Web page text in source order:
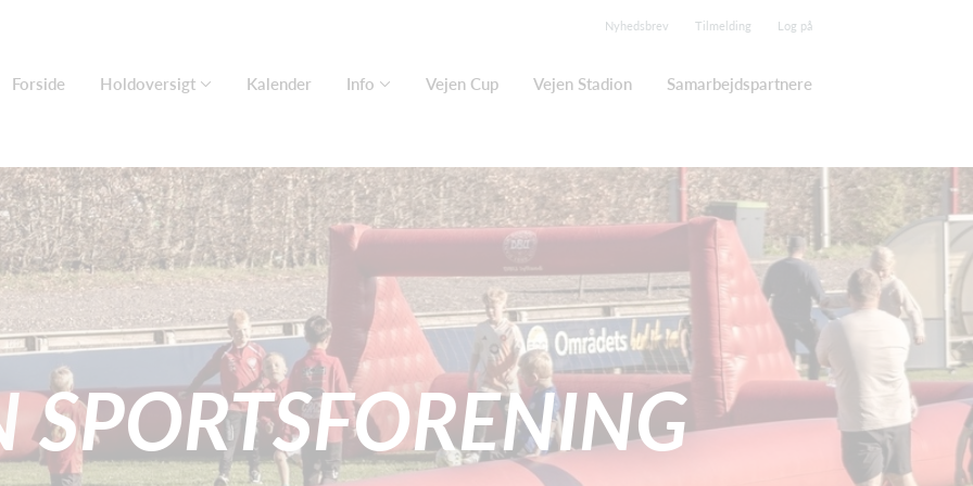
Nyhedsbrev Tilmelding Log på
Forside Holdoversigt Kalender Info Vejen Cup Vejen Stadion Samarbejdspartnere
SPORTSFORENING